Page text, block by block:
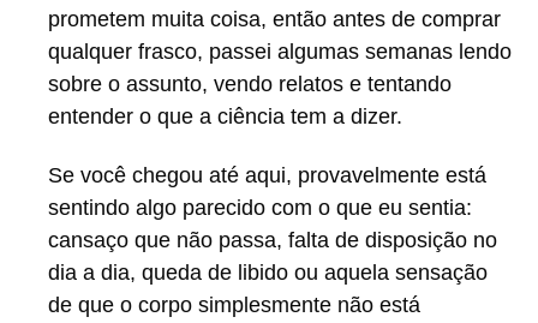
prometem muita coisa, então antes de comprar
qualquer frasco, passei algumas semanas lendo
sobre o assunto, vendo relatos e tentando
entender o que a ciência tem a dizer.
Se você chegou até aqui, provavelmente está
sentindo algo parecido com o que eu sentia:
cansaço que não passa, falta de disposição no
dia a dia, queda de libido ou aquela sensação
de que o corpo simplesmente não está